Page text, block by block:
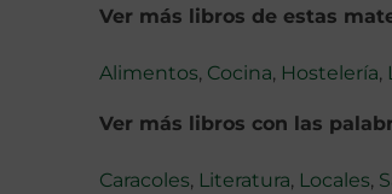
Ver más libros de estas
Alimentos, Cocina, Hostelería,
Ver más libros con las
Caracoles, Literatura, Locales,